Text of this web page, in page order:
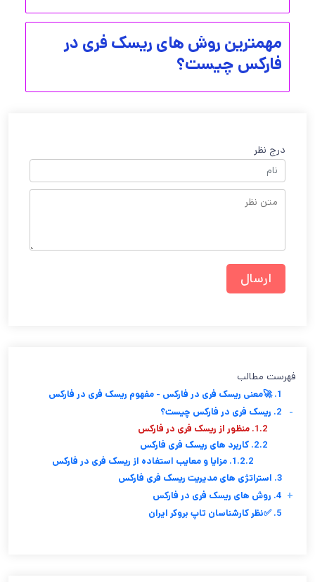
مهمترین روش های ریسک فری در
فارکس چیست؟
درج نظر
فهرست مطالب
1. 🚀معنی ریسک فری در فارکس - مفهوم ریسک فری در فارکس
2. ریسک فری در فارکس چیست؟
-
1.2. منظور از ریسک فری در فارکس
2.2. کاربرد های ریسک فری فارکس
1.2.2. مزایا و معایب استفاده از ریسک فری در فارکس
3. استراتژی های مدیریت ریسک فری فارکس
4. روش های ریسک فری در فارکس +
5. ✅نظر کارشناسان تاپ بروکر ایران